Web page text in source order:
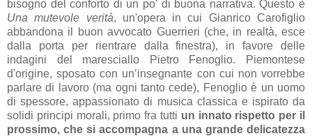
bisogno del conforto di un po' di buona narrativa. Questo è
Una mutevole verità, un'opera in cui Gianrico Carofiglio
abbandona il buon avvocato Guerrieri (che, in realtà, esce
dalla porta per rientrare dalla finestra), in favore delle
indagini del maresciallo Pietro Fenoglio. Piemontese
d'origine, sposato con un’insegnante con cui non vorrebbe
parlare di lavoro (ma ogni tanto cede), Fenoglio è un uomo
di spessore, appassionato di musica classica e ispirato da
solidi principi morali, primo fra tutti un innato rispetto per il
prossimo, che si accompagna a una grande delicatezza